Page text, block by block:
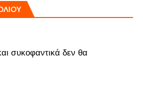
συκοφαντικά δεν θα